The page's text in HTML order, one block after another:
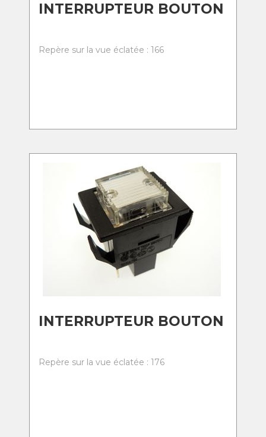
INTERRUPTEUR BOUTON
Repère sur la vue éclatée : 166
INTERRUPTEUR BOUTON
Repère sur la vue éclatée : 176